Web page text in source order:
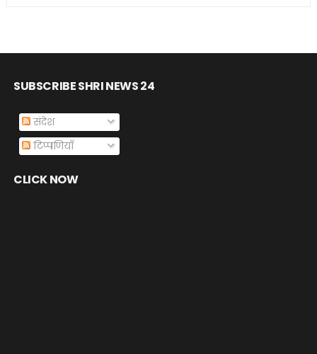
SUBSCRIBE SHRI NEWS 24
संदेश
टिप्पणियाँ
CLICK NOW